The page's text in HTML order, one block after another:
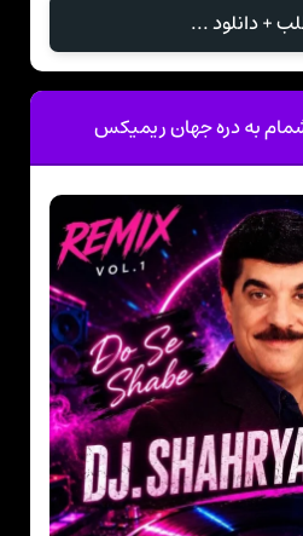
+ دانلود ...
به دره جهان ریمیکس